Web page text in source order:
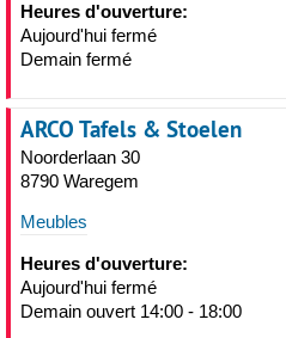
Heures d'ouverture:
Aujourd'hui fermé
Demain fermé
ARCO Tafels & Stoelen
Noorderlaan 30
8790 Waregem
Meubles
Heures d'ouverture:
Aujourd'hui fermé
Demain ouvert 14:00 - 18:00